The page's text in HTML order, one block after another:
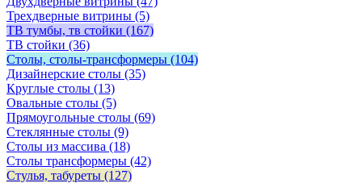
Трехдверные витрины (5)
ТВ тумбы, тв стойки (167)
ТВ стойки (36)
Столы, столы-трансформеры (104)
Дизайнерские столы (35)
Круглые столы (13)
Овальные столы (5)
Прямоугольные столы (69)
Стеклянные столы (9)
Столы из массива (18)
Столы трансформеры (42)
Стулья, табуреты (127)